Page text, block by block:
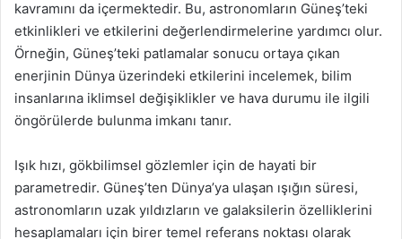
kavramını da içermektedir. Bu, astronomların Güneş’teki
etkinlikleri ve etkilerini değerlendirmelerine yardımcı olur.
Örneğin, Güneş’teki patlamalar sonucu ortaya çıkan
enerjinin Dünya üzerindeki etkilerini incelemek, bilim
insanlarına iklimsel değişiklikler ve hava durumu ile ilgili
öngörülerde bulunma imkanı tanır.
Işık hızı, gökbilimsel gözlemler için de hayati bir
parametredir. Güneş’ten Dünya’ya ulaşan ışığın süresi,
astronomların uzak yıldızların ve galaksilerin özelliklerini
hesaplamaları için birer temel referans noktası olarak